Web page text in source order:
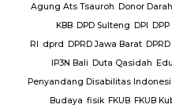
Agung Ats Tsauroh Donor Darah
KBB DPD Sulteng DPI
RI dprd DPRD Jawa Barat
IP3N Bali Duta Qasidah
Penyandang Disabilitas
Budaya fisik FKUB FKUB